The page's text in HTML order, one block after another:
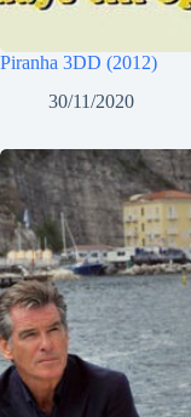
Piranha 3DD (2012)
30/11/2020